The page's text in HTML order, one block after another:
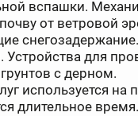
вспашки.
от ветровой
снегозадержание.
Устройства для
с дерном.
используется на
длительное время.